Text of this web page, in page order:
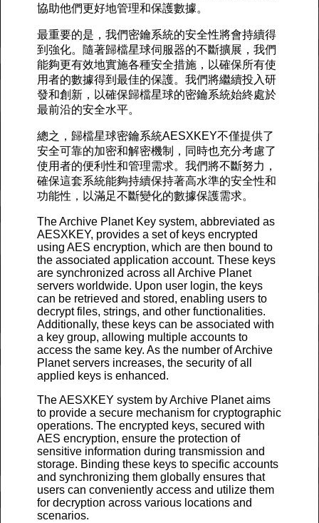
協助他們更好地管理和保護數據。
最重要的是，我們密鑰系統的安全性將會持續得
到強化。隨著歸檔星球伺服器的不斷擴展，我們
能夠更有效地實施各種安全措施，以確保所有使
用者的數據得到最佳的保護。我們將繼續投入研
發和創新，以確保歸檔星球的密鑰系統始終處於
最前沿的安全水平。
總之，歸檔星球密鑰系統AESXKEY不僅提供了
安全可靠的加密和解密機制，同時也充分考慮了
使用者的便利性和管理需求。我們將不斷努力，
確保這套系統能夠持續保持著高水準的安全性和
功能性，以滿足不斷變化的數據保護需求。
The Archive Planet Key system, abbreviated as
AESXKEY, provides a set of keys encrypted
using AES encryption, which are then bound to
the associated application account. These keys
are synchronized across all Archive Planet
servers worldwide. Upon user login, the keys
can be retrieved and stored, enabling users to
decrypt files, strings, and other functionalities.
Additionally, these keys can be associated with
a key group, allowing multiple accounts to
access the same key. As the number of Archive
Planet servers increases, the security of all
applied keys is enhanced.
The AESXKEY system by Archive Planet aims
to provide a secure mechanism for cryptographic
operations. The encrypted keys, secured with
AES encryption, ensure the protection of
sensitive information during transmission and
storage. Binding these keys to specific accounts
and synchronizing them globally ensures that
users can conveniently access and utilize them
for decryption across various locations and
scenarios.